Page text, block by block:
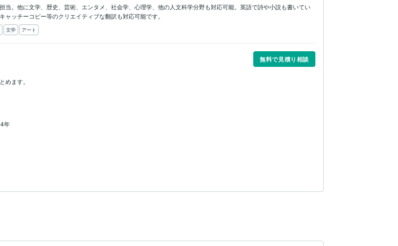
当。他に文学、歴史、芸術、エンタメ、社会学、心理学、他の人文科学分野も対応可能。英語で詩や小説も書いてい
ャッチーコピー等のクリエイティブな翻訳も対応可能です。
文学 アート
無料で見積り相談
めます。
年